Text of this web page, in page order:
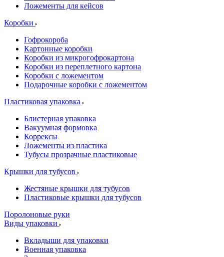
Ложементы для кейсов
Коробки
Гофрокороба
Картонные коробки
Коробки из микрогофрокартона
Коробки из переплетного картона
Коробки с ложементом
Подарочные коробки с ложементом
Пластиковая упаковка
Блистерная упаковка
Вакуумная формовка
Коррексы
Ложементы из пластика
Тубусы прозрачные пластиковые
Крышки для тубусов
Жестяные крышки для тубусов
Пластиковые крышки для тубусов
Поролоновые руки
Виды упаковки
Вкладыши для упаковки
Военная упаковка